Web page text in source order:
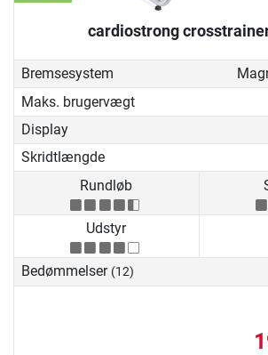
cardiostrong
Bremsesystem
Maks. brugervægt
Display
Skridtlængde
Rundløb
Udstyr
Bedømmelser (12)